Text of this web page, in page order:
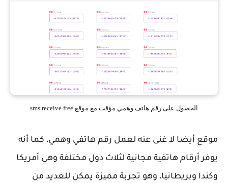
الحصول على رقم هاتف وهمي مؤقت مع موقع sms receive free
موقع أيضا لا غنى عنه لعمل رقم هاتفي وهمي، كما أنه
يوفر أرقام هاتفية مجانية لثلاث دول مختلفة وهي أمريكا
وكندا وبريطانيا، وهو تجربة مميزة يمكن للعديد من